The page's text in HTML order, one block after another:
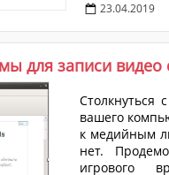
вдоль и
довольно
23.04.2019
для записи видео
Столкнуться
вашего
к медийным
нет.
игрового